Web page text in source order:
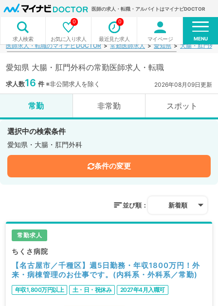
医師の求人・転職・アルバイトはマイナビDOCTOR
求人検索 お気に入り求人
0
最近見た求人
0
マイページ MENU
医師求人・転職のマイナビDOCTOR 常勤医師求人 愛知県 大腸・肛門外
愛知県 大腸・肛門外科の常勤医師求人・転職
求人数16 件※非公開求人を除く 2026年08月09日更新
常勤 非常勤 スポット
選択中の検索条件
愛知県・大腸・肛門外科
条件の変更
並び順： 新着順
常勤求人
ちくさ病院
【名古屋市／千種区】週5日勤務・年収1800万円！外
来・病棟管理のお仕事です。(内科系・外科系／常勤)
年収1,800万円以上 土・日・祝休み 2027年4月入職可